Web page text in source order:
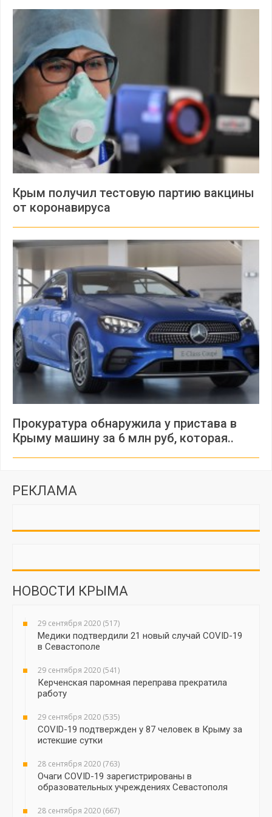
Крым получил тестовую партию вакцины
от коронавируса
Прокуратура обнаружила у пристава в
Крыму машину за 6 млн руб, которая..
РЕКЛАМА
НОВОСТИ КРЫМА
29 сентября 2020 (517)
Медики подтвердили 21 новый случай COVID-19
в Севастополе
29 сентября 2020 (541)
Керченская паромная переправа прекратила
работу
29 сентября 2020 (535)
COVID-19 подтвержден у 87 человек в Крыму за
истекшие сутки
28 сентября 2020 (763)
Очаги COVID-19 зарегистрированы в
образовательных учреждениях Севастополя
28 сентября 2020 (667)